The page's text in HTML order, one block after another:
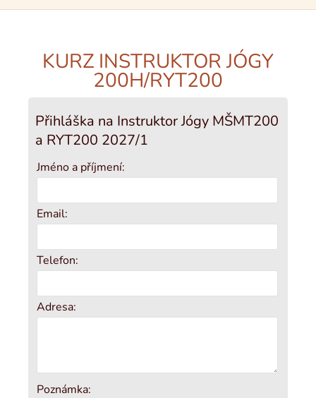
KURZ INSTRUKTOR JÓGY
200H/RYT200
Přihláška na Instruktor Jógy MŠMT200
a RYT200 2027/1
Jméno a příjmení:
Email:
Telefon:
Adresa:
Poznámka: